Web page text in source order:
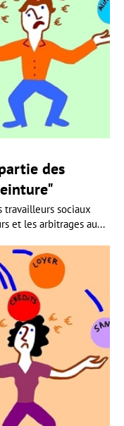
des
travailleurs sociaux
et les arbitrages au...